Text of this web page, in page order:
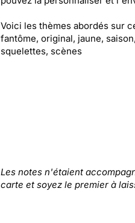
Voici les thèmes abordés sur
fantôme, original, jaune,
squelettes, scènes
Les notes n'étaient
carte et soyez le premier à